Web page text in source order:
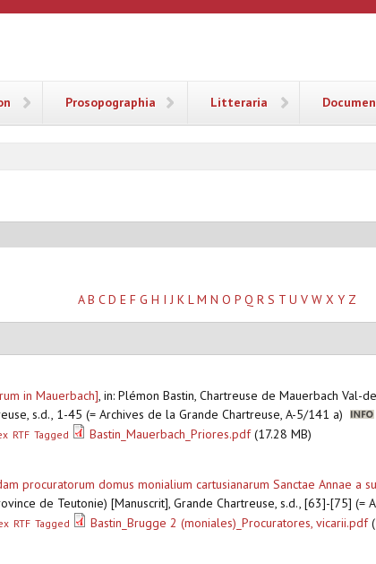
Prosopographia Litteraria
A B C D E F G H I J K L M N O P Q R S T U V W X Y Z
in Mauerbach], in: Plémon Bastin, Chartreuse de Mauerbach Val-
s.d., 1-45 (= Archives de la Grande Chartreuse, A-5/141 a)
RTF Tagged Bastin_Mauerbach_Priores.pdf(17.28 MB)
procuratorum domus monialium cartusianarum Sanctae Annae a
de Teutonie) [Manuscrit], Grande Chartreuse, s.d., [63]-[75] (=
RTF Tagged Bastin_Brugge 2 (moniales)_Procuratores, vicarii.pdf